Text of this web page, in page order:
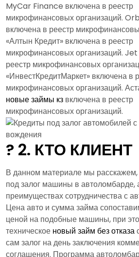
MyCar Finance включена в реестр
микрофинансовых организаций.
включена в реестр
«Алтын Кредит» включена в реестр
микрофинансовых организаций.
реестр микрофинансовых
«ИнвестКредитМаркет» включена в
микрофинансовых организаций.
новые займы кз включена в реестр
микрофинансовых организаций.
? 2. КТО КЛИЕНТ
В данном материале мы расскажем,
под залог машины в автоломбарде,
преимуществах сотрудничества с
Цена авто и сумма займа
ценой на подобные машины, при
техническое новый займ без отказа
сам залог на день заключения
соглашения. Программа